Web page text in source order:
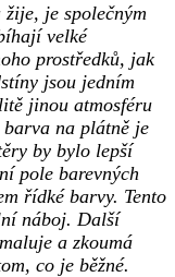
je společným
velké
prostředků, jak
jsou jedním
jinou atmosféru
na plátně je
by bylo lepší
pole barevných
řídké barvy. Tento
náboj. Další
a zkoumá
co je běžné.